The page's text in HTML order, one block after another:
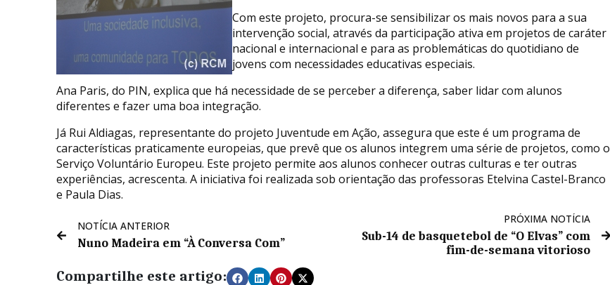
Com este projeto, procura-se sensibilizar os mais novos para a sua
intervenção social, através da participação ativa em projetos de caráter
nacional e internacional e para as problemáticas do quotidiano de
jovens com necessidades educativas especiais.
Ana Paris, do PIN, explica que há necessidade de se perceber a diferença, saber lidar com alunos
diferentes e fazer uma boa integração.
Já Rui Aldiagas, representante do projeto Juventude em Ação, assegura que este é um programa de
características praticamente europeias, que prevê que os alunos integrem uma série de projetos, como o
Serviço Voluntário Europeu. Este projeto permite aos alunos conhecer outras culturas e ter outras
experiências, acrescenta. A iniciativa foi realizada sob orientação das professoras Etelvina Castel-Branco
e Paula Dias.
NOTÍCIA ANTERIOR
Nuno Madeira em “À Conversa Com”
PRÓXIMA NOTÍCIA
Sub-14 de basquetebol de “O Elvas” com
fim-de-semana vitorioso
Compartilhe este artigo: